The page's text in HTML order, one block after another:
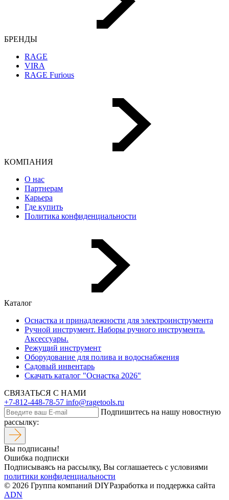
БРЕНДЫ
RAGE
VIRA
RAGE Furious
КОМПАНИЯ
О нас
Партнерам
Карьера
Где купить
Политика конфиденциальности
Каталог
Оснастка и принадлежности для электроинструмента
Ручной инструмент. Наборы ручного инструмента.
Аксессуары.
Режущий инструмент
Оборудование для полива и водоснабжения
Садовый инвентарь
Скачать каталог "Оснастка 2026"
СВЯЗАТЬСЯ С НАМИ
+7-812-448-78-57 info@ragetools.ru
Подпишитесь на нашу новостную
рассылку:
Вы подписаны!
Ошибка подписки
Подписываясь на рассылку, Вы соглашаетесь c условиями
политики конфиденциальности
© 2026 Группа компаний DIYРазработка и поддержка сайта
ADN